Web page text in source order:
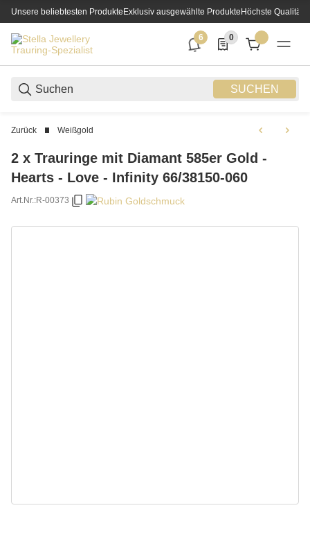
Unsere beliebtesten ProdukteExklusiv ausgewählte ProdukteHöchste Qualität
SUCHEN
6
6 neue Notifizierungen
0
0 Produkte in der
Zurück Weißgold
2 x Trauringe mit Diamant 585er Gold -
Hearts - Love - Infinity 66/38150-060
Art.Nr.:R-00373